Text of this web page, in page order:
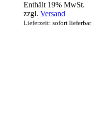
Enthält 19% MwSt.
zzgl. Versand
Lieferzeit: sofort lieferbar